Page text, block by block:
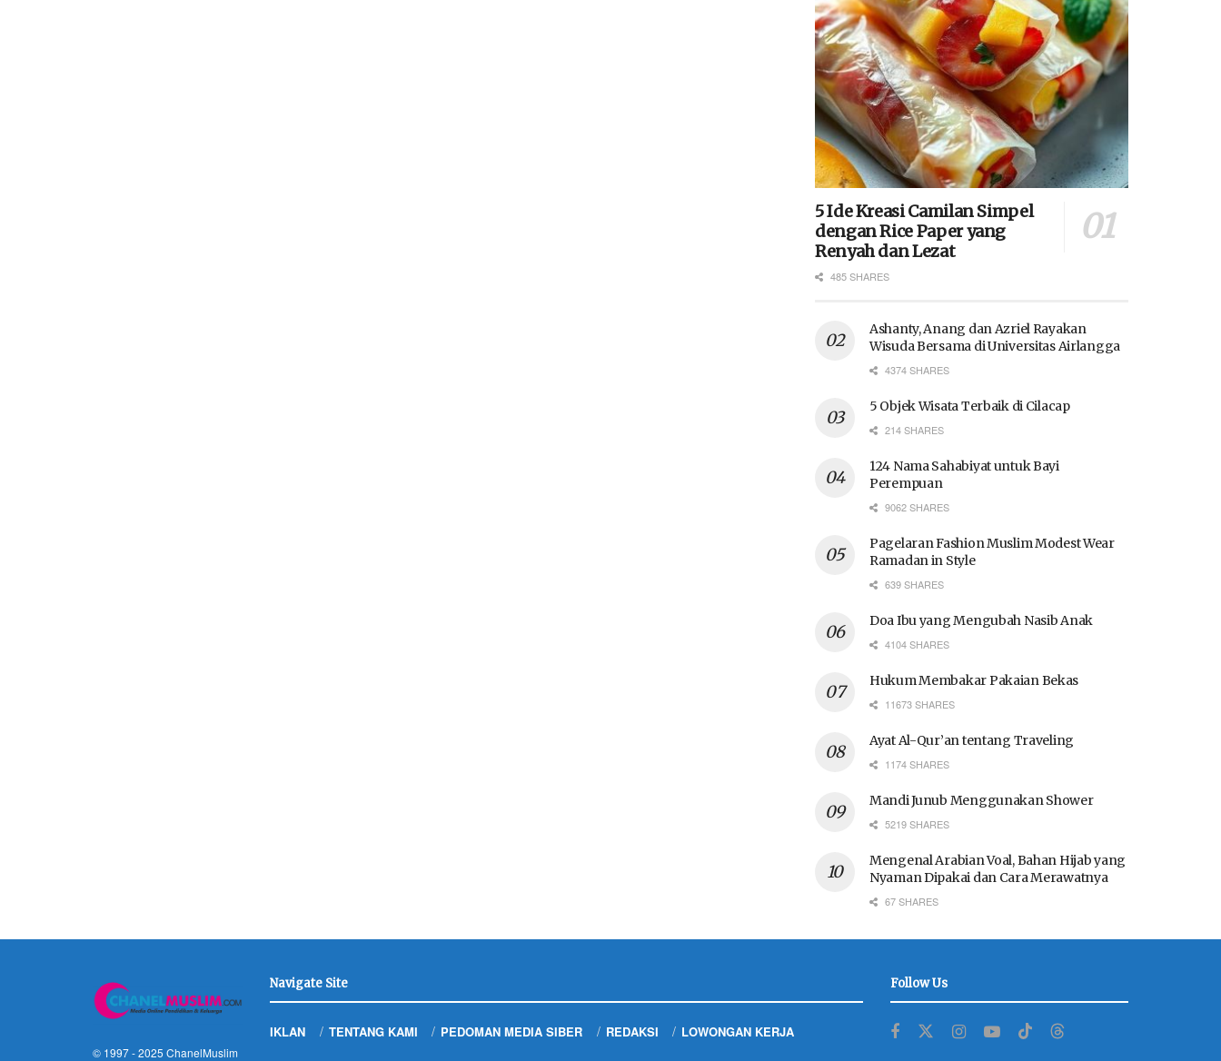
5 Ide Kreasi Camilan Simpel
dengan Rice Paper yang
Renyah dan Lezat
485 SHARES
Ashanty, Anang dan Azriel Rayakan
Wisuda Bersama di Universitas Airlangga
4374 SHARES
5 Objek Wisata Terbaik di Cilacap
214 SHARES
124 Nama Sahabiyat untuk Bayi
Perempuan
9062 SHARES
Pagelaran Fashion Muslim Modest Wear
Ramadan in Style
639 SHARES
Doa Ibu yang Mengubah Nasib Anak
4104 SHARES
Hukum Membakar Pakaian Bekas
11673 SHARES
Ayat Al-Qur’an tentang Traveling
1174 SHARES
Mandi Junub Menggunakan Shower
5219 SHARES
Mengenal Arabian Voal, Bahan Hijab yang
Nyaman Dipakai dan Cara Merawatnya
67 SHARES
© 1997 - 2025 ChanelMuslim
Navigate Site
IKLAN TENTANG KAMI PEDOMAN MEDIA SIBER REDAKSI LOWONGAN KERJA
Follow Us